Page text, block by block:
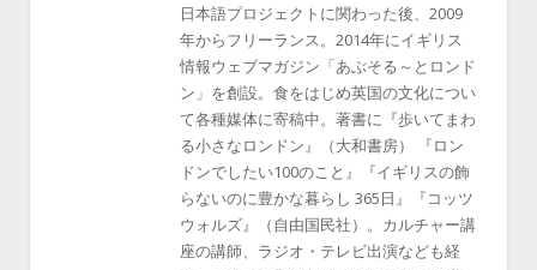
日本語プロジェクトに関わった後、2009
年からフリーランス。2014年にイギリス
情報ウェブマガジン「あぶそる～とロンド
ン」を創設。食をはじめ英国の文化につい
て各種媒体に寄稿中。著書に『歩いてまわ
る小さなロンドン』（大和書房） 『ロン
ドンでしたい100のこと』『イギリスの飾
らないのに豊かな暮らし 365日』『コッツ
ウォルズ』（自由国民社）。カルチャー講
座の講師、ラジオ・テレビ出演なども経